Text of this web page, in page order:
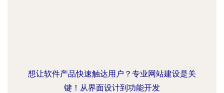
想让软件产品快速触达用户？专业网站建设是关
键！从界面设计到功能开发